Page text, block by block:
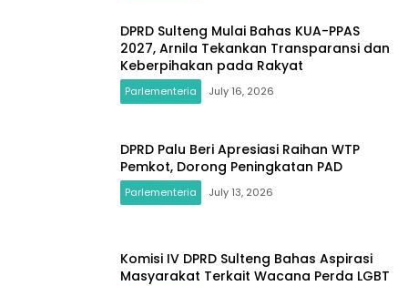
DPRD Sulteng Mulai Bahas KUA-PPAS
2027, Arnila Tekankan Transparansi dan
Keberpihakan pada Rakyat
Parlementeria July 16, 2026
DPRD Palu Beri Apresiasi Raihan WTP
Pemkot, Dorong Peningkatan PAD
Parlementeria July 13, 2026
Komisi IV DPRD Sulteng Bahas Aspirasi
Masyarakat Terkait Wacana Perda LGBT